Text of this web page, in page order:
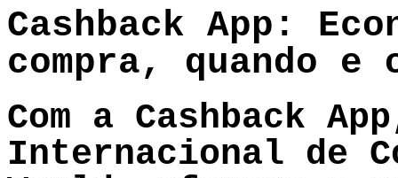
Cashback App:
compra, quando e
Com a Cashback
Internacional de